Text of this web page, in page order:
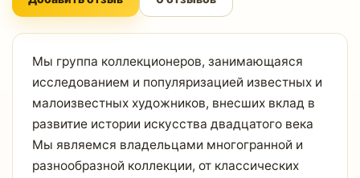
Мы группа коллекционеров, занимающаяся
исследованием и популяризацией известных и
малоизвестных художников, внесших вклад в
развитие истории искусства двадцатого века
Мы являемся владельцами многогранной и
разнообразной коллекции, от классических